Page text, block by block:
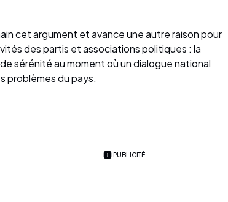
cet argument et avance une autre raison pour
des partis et associations politiques : la
sérénité au moment où un dialogue national
problèmes du pays.
PUBLICITÉ